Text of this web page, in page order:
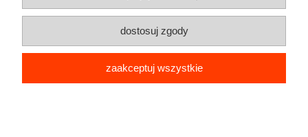
O nas
dostosuj zgody
zaakceptuj wszystkie